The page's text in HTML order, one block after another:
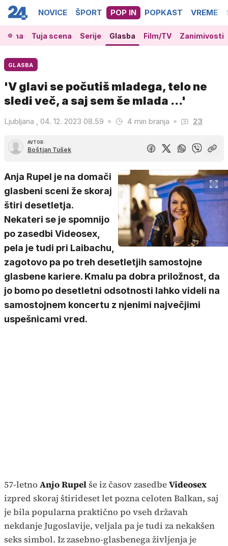
NOVICE ŠPORT POP IN POPKAST VREME
Tuja scena Serije Glasba Film/TV Zanimivosti
GLASBA
'V glavi se počutiš mladega, telo ne
sledi več, a saj sem še mlada ...'
Ljubljana , 04. 12. 2023 08.59 4 min branja 23
AVTOR:
Boštjan Tušek
Anja Rupel je na domači
glasbeni sceni že skoraj
štiri desetletja.
Nekateri se je spomnijo
po zasedbi Videosex,
pela je tudi pri Laibachu,
zagotovo pa po treh desetletjih samostojne
glasbene kariere. Kmalu pa dobra priložnost, da
jo bomo po desetletni odsotnosti lahko videli na
samostojnem koncertu z njenimi največjimi
uspešnicami vred.
57-letnoAnjo Rupelše iz časov zasedbeVideosex
izpred skoraj štirideset let pozna celoten Balkan, saj
je bila popularna praktično po vseh državah
nekdanje Jugoslavije, veljala pa je tudi za nekakšen
seks simbol. Iz zasebno-glasbenega življenja je